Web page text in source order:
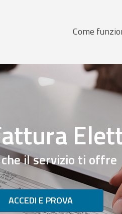
Menu
Come
il servizio ti offre
ACCEDI E PROVA